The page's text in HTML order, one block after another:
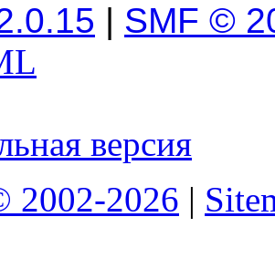
| SMF ©
версия
2002-2026 |